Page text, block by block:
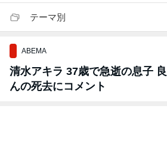
テーマ別
ABEMA
清水アキラ 37歳で急逝の息子
んの死去にコメント